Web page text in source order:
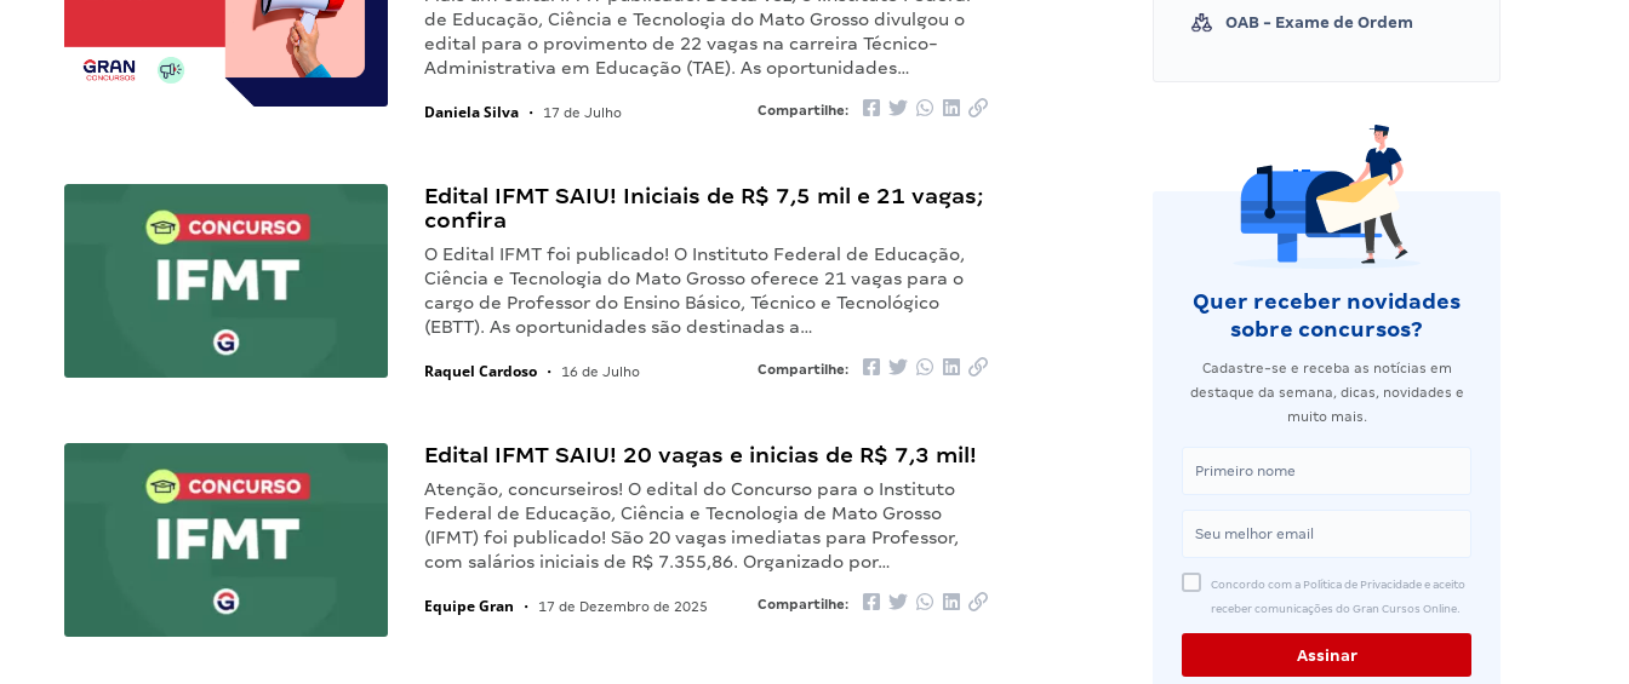
de Educação, Ciência e Tecnologia do Mato Grosso divulgou o
edital para o provimento de 22 vagas na carreira Técnico-
Administrativa em Educação (TAE). As oportunidades…
Daniela Silva • 17 de Julho Compartilhe:
Edital IFMT SAIU! Iniciais de R$ 7,5 mil e 21 vagas;
confira
O Edital IFMT foi publicado! O Instituto Federal de Educação,
Ciência e Tecnologia do Mato Grosso oferece 21 vagas para o
cargo de Professor do Ensino Básico, Técnico e Tecnológico
(EBTT). As oportunidades são destinadas a…
Raquel Cardoso • 16 de Julho Compartilhe:
Edital IFMT SAIU! 20 vagas e inicias de R$ 7,3 mil!
Atenção, concurseiros! O edital do Concurso para o Instituto
Federal de Educação, Ciência e Tecnologia de Mato Grosso
(IFMT) foi publicado! São 20 vagas imediatas para Professor,
com salários iniciais de R$ 7.355,86. Organizado por…
Equipe Gran • 17 de Dezembro de 2025 Compartilhe:
OAB - Exame de Ordem
Quer receber novidades
sobre concursos?
Cadastre-se e receba as notícias em
destaque da semana, dicas, novidades e
muito mais.
Concordo com a Política de Privacidade e aceito
receber comunicações do Gran Cursos Online.